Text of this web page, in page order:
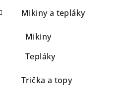
Mikiny a tepláky
Mikiny
Tepláky
Trička a topy